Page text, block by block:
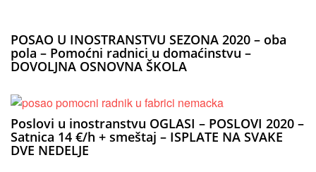
POSAO U INOSTRANSTVU SEZONA 2020 – oba
pola – Pomoćni radnici u domaćinstvu –
DOVOLJNA OSNOVNA ŠKOLA
Poslovi u inostranstvu OGLASI – POSLOVI 2020 –
Satnica 14 €/h + smeštaj – ISPLATE NA SVAKE
DVE NEDELJE